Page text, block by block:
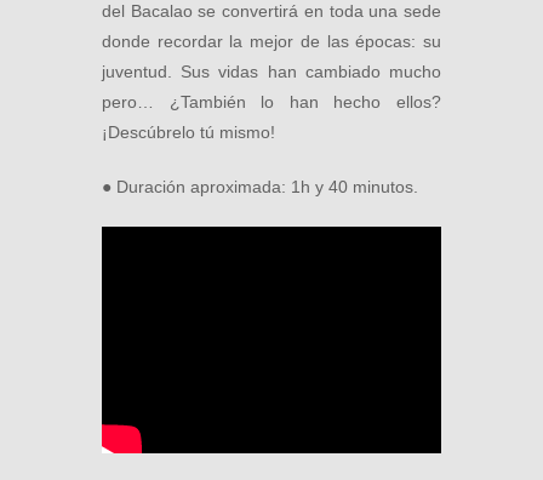
del Bacalao se convertirá en toda una sede
donde recordar la mejor de las épocas: su
juventud. Sus vidas han cambiado mucho
pero… ¿También lo han hecho ellos?
¡Descúbrelo tú mismo!
● Duración aproximada: 1h y 40 minutos.